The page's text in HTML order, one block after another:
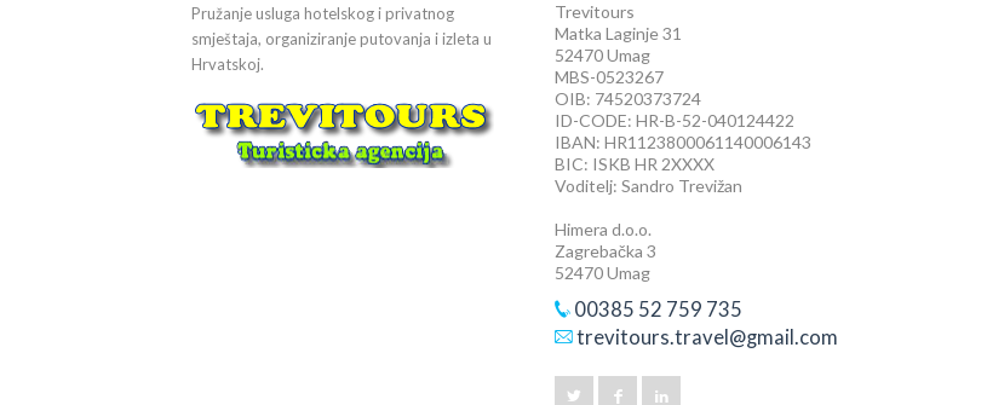
Pružanje usluga hotelskog i privatnog
smještaja, organiziranje putovanja i izleta u
Hrvatskoj.
Trevitours
Matka Laginje 31
52470 Umag
MBS-0523267
OIB: 74520373724
ID-CODE: HR-B-52-040124422
IBAN: HR1123800061140006143
BIC: ISKB HR 2XXXX
Voditelj: Sandro Trevižan
Himera d.o.o.
Zagrebačka 3
52470 Umag
00385 52 759 735
trevitours.travel@gmail.com